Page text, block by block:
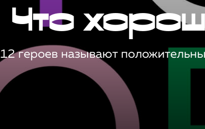
Что
12 героев называют